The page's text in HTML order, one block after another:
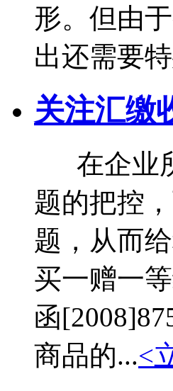
形。但由
出还需要
关注汇缴
在企业
题的把控
题，从而
买一赠一
函
商品的...<